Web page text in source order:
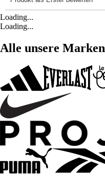
Loading...
Loading...
Alle unsere Marken